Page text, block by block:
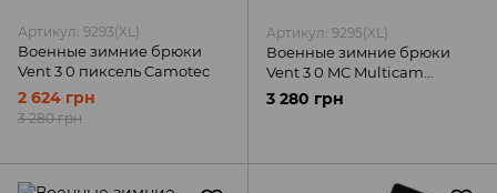
Артикул: 9293(XL)
Военные зимние брюки
Vent 3 0 пиксель Camotec
2 624 грн
3 280 грн
Артикул: 9295(XL)
Военные зимние брюки
Vent 3 0 MC Multicam
Camotec
3 280 грн